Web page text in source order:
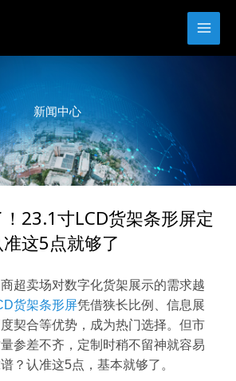
新闻中心
23.1寸LCD货架条形屏定
这5点就够了
超卖场对数字化货架展示的需求越
货架条形屏凭借狭长比例、信息展
契合等优势，成为热门选择。但市
参差不齐，定制时稍不留神就容易
？认准这5点，基本就够了。